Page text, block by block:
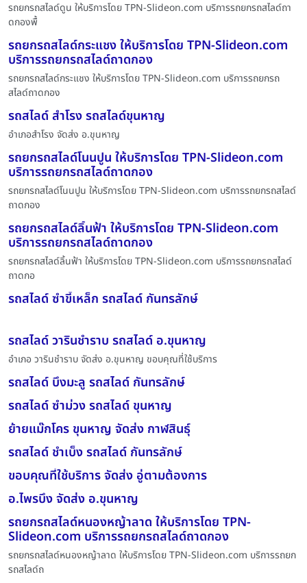
รถยกรถสไลด์ดูน ให้บริการโดย TPN-Slideon.com บริการรถยกรถสไลด์ถา
ดกองพื้
รถยกรถสไลด์กระแชง ให้บริการโดย TPN-Slideon.com
บริการรถยกรถสไลด์ถาดกอง
รถยกรถสไลด์กระแชง ให้บริการโดย TPN-Slideon.com บริการรถยกรถ
สไลด์ถาดกอง
รถสไลด์ สำโรง รถสไลด์ขุนหาญ
อำเภอสำโรง จัดส่ง อ.ขุนหาญ
รถยกรถสไลด์โนนปูน ให้บริการโดย TPN-Slideon.com
บริการรถยกรถสไลด์ถาดกอง
รถยกรถสไลด์โนนปูน ให้บริการโดย TPN-Slideon.com บริการรถยกรถสไลด์
ถาดกอง
รถยกรถสไลด์ลิ้นฟ้า ให้บริการโดย TPN-Slideon.com
บริการรถยกรถสไลด์ถาดกอง
รถยกรถสไลด์ลิ้นฟ้า ให้บริการโดย TPN-Slideon.com บริการรถยกรถสไลด์
ถาดกอ
รถสไลด์ ซำขี้เหล็ก รถสไลด์ กันทรลักษ์
รถสไลด์ วารินชำราบ รถสไลด์ อ.ขุนหาญ
อำเภอ วารินชำราบ จัดส่ง อ.ขุนหาญ ขอบคุณที่ใช้บริการ
รถสไลด์ บึงมะลู รถสไลด์ กันทรลักษ์
รถสไลด์ ซำม่วง รถสไลด์ ขุนหาญ
ย้ายแม๊กโคร ขุนหาญ จัดส่ง กาฬสินธุ์
รถสไลด์ ชำเบ็ง รถสไลด์ กันทรลักษ์
ขอบคุณที่ใช้บริการ จัดส่ง อู่ตามต้องการ
อ.ไพรบึง จัดส่ง อ.ขุนหาญ
รถยกรถสไลด์หนองหญ้าลาด ให้บริการโดย TPN-
Slideon.com บริการรถยกรถสไลด์ถาดกอง
รถยกรถสไลด์หนองหญ้าลาด ให้บริการโดย TPN-Slideon.com บริการรถยก
รถสไลด์ถ